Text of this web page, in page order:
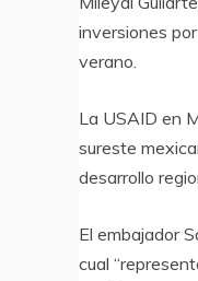
inversiones
verano.
La USAID en
sureste
desarrollo
El embajador
cual